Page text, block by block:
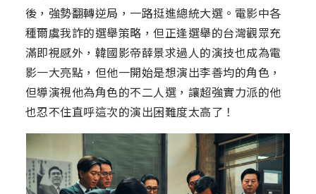
後，強勢翻轉逆局，一路挺進總統大選。電影中各
種爾虞我詐的選舉策略，但正逢選舉的台灣觀眾充
滿即視感外，韓國影帝薛景求過人的演技也成為電
影一大亮點，但他一開始是想演出李善均的角色，
但導演視他為角色的不二人選，讓超強實力派的他
也忍不住直呼這次的演出困難度太高了！